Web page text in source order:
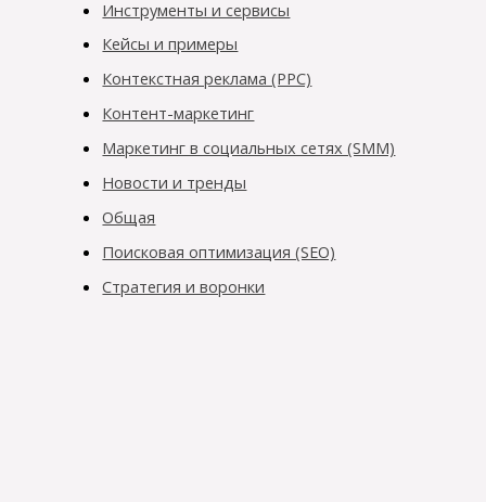
Инструменты и сервисы
Кейсы и примеры
Контекстная реклама (PPC)
Контент-маркетинг
Маркетинг в социальных сетях (SMM)
Новости и тренды
Общая
Поисковая оптимизация (SEO)
Стратегия и воронки